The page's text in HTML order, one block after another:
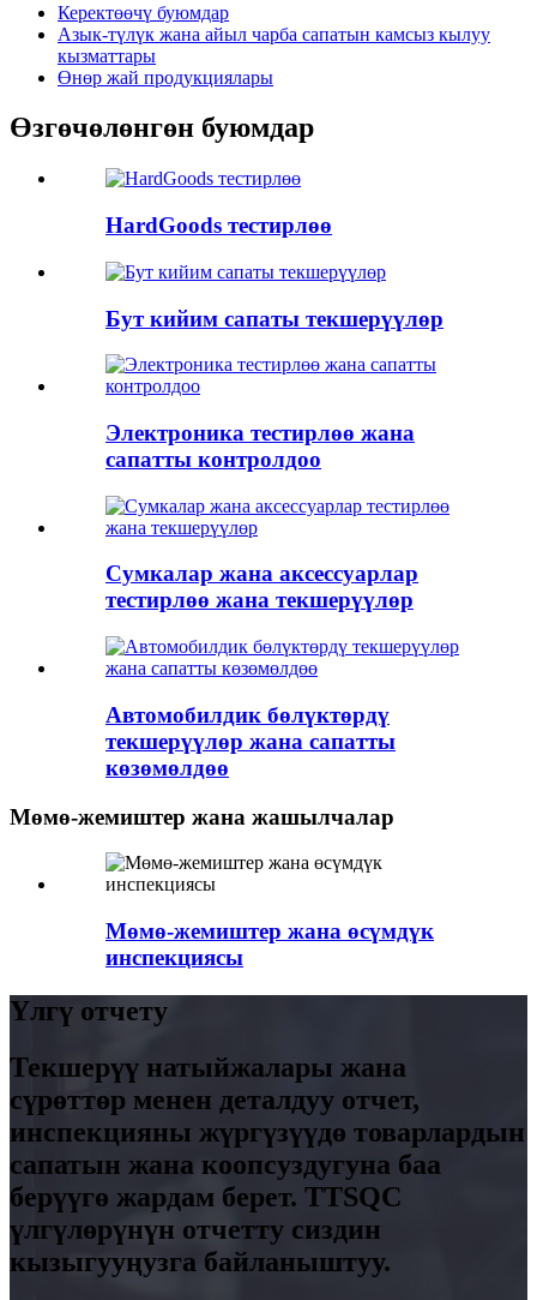
Керектөөчү буюмдар
Азык-түлүк жана айыл чарба сапатын камсыз кылуу
кызматтары
Өнөр жай продукциялары
Өзгөчөлөнгөн буюмдар
HardGoods тестирлөө
Бут кийим сапаты текшерүүлөр
Электроника тестирлөө жана
сапатты контролдоо
Сумкалар жана аксессуарлар
тестирлөө жана текшерүүлөр
Автомобилдик бөлүктөрдү
текшерүүлөр жана сапатты
көзөмөлдөө
Мөмө-жемиштер жана жашылчалар
Мөмө-жемиштер жана өсүмдүк
инспекциясы
Үлгү отчету
Текшерүү натыйжалары жана
сүрөттөр менен деталдуу отчет,
инспекцияны жүргүзүүдө товарлардын
сапатын жана коопсуздугуна баа
берүүгө жардам берет. TTSQC
үлгүлөрүнүн отчетту сиздин
кызыгууңузга байланыштуу.